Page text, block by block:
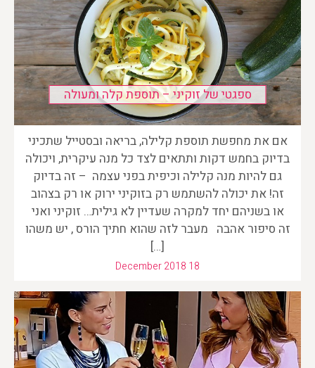
ספגטי של זוקיני – תוספת קלה ומעולה
אם את מחפשת תוספת קלילה, בריאה ובסטייל שתכיני
בדיוק בחמש דקות ותתאים לצד כל מנה עיקרית, ויכולה
גם להיות מנה קלילה וכיפית בפני עצמה – זה בדיוק
זה! את יכולה להשתמש רק בזוקיני ירוק או רק בצהוב
או בשניהם יחד למקרה שעדיין לא גילית… זוקיני ואני
זה סיפור אהבה מעבר לזה שהוא חתיך הורס , יש משהו
[…]
December 2018 18